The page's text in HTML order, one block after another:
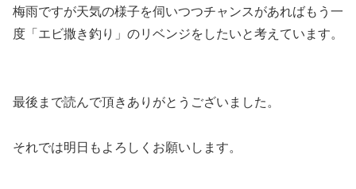
梅雨ですが天気の様子を伺いつつチャンスがあればもう一
度「エビ撒き釣り」のリベンジをしたいと考えています。
最後まで読んで頂きありがとうございました。
それでは明日もよろしくお願いします。